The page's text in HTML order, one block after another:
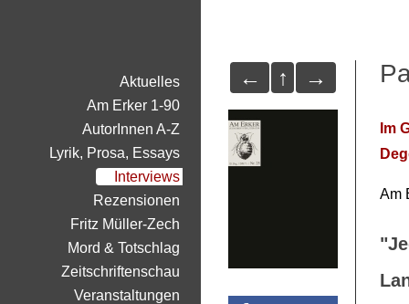
← ↑ →
Im
Am
Aktuelles
Am Erker 1-90
AutorInnen A-Z
Lyrik, Prosa, Essays
Interviews
Rezensionen
Fritz Müller-Zech
Mord & Totschlag
Zeitschriftenschau
Veranstaltungen